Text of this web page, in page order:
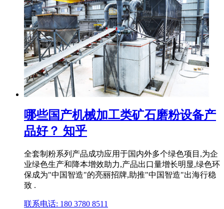
哪些国产机械加工类矿石磨粉设备产
品好？ 知乎
全套制粉系列产品成功应用于国内外多个绿色项目,为企
业绿色生产和降本增效助力,产品出口量增长明显,绿色环
保成为"中国智造"的亮丽招牌,助推"中国智造"出海行稳
致 .
联系电话: 180 3780 8511